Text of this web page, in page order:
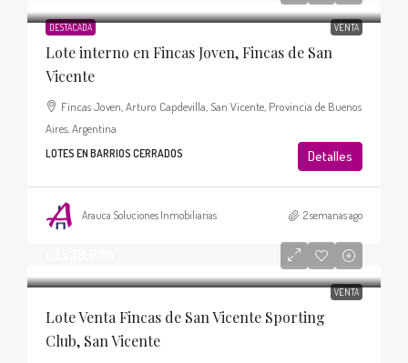
DESTACADA VENTA
Lote interno en Fincas Joven, Fincas de San
Vicente
Fincas Joven, Arturo Capdevilla, San Vicente, Provincia de Buenos
Aires, Argentina
LOTES EN BARRIOS CERRADOS Detalles
Arauca Soluciones Inmobiliarias 2 semanas ago
VENTA
Lote Venta Fincas de San Vicente Sporting
Club, San Vicente